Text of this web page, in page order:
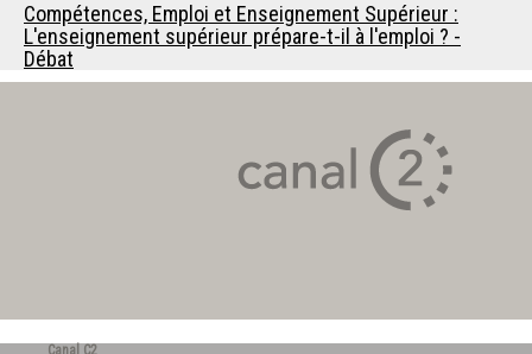
Compétences, Emploi et Enseignement Supérieur :
L'enseignement supérieur prépare-t-il à l'emploi ? -
Débat
Canal C2